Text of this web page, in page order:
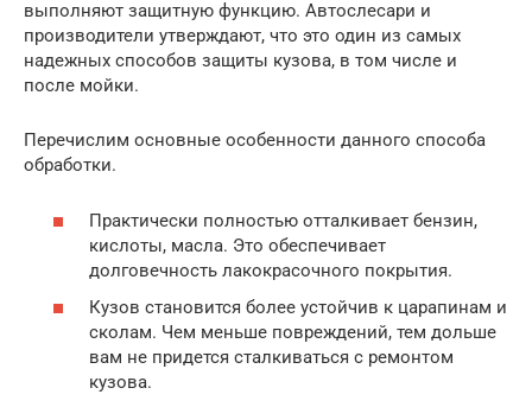
выполняют защитную функцию. Автослесари и
производители утверждают, что это один из самых
надежных способов защиты кузова, в том числе и
после мойки.
Перечислим основные особенности данного способа
обработки.
Практически полностью отталкивает бензин,
кислоты, масла. Это обеспечивает
долговечность лакокрасочного покрытия.
Кузов становится более устойчив к царапинам и
сколам. Чем меньше повреждений, тем дольше
вам не придется сталкиваться с ремонтом
кузова.